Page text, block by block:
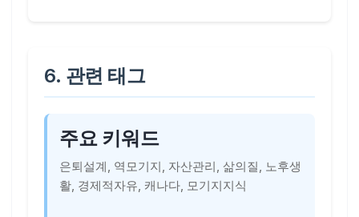
6. 관련 태그
주요 키워드
은퇴설계, 역모기지, 자산관리, 삶의질, 노후생
활, 경제적자유, 캐나다, 모기지지식